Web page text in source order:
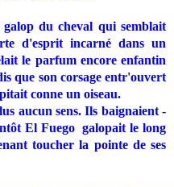
du cheval qui semblait
d'esprit incarné dans un
le parfum encore enfantin
que son corsage entr'ouvert
conne un oiseau.
aucun sens. Ils baignaient
El Fuego galopait le long
toucher la pointe de ses